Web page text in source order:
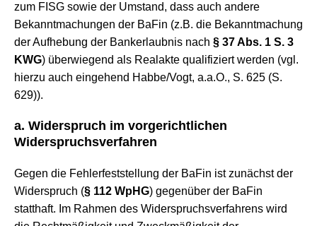
zum FISG sowie der Umstand, dass auch andere
Bekanntmachungen der BaFin (z.B. die Bekanntmachung
der Aufhebung der Bankerlaubnis nach § 37 Abs. 1 S. 3
KWG) überwiegend als Realakte qualifiziert werden (vgl.
hierzu auch eingehend Habbe/Vogt, a.a.O., S. 625 (S.
629)).
a. Widerspruch im vorgerichtlichen
Widerspruchsverfahren
Gegen die Fehlerfeststellung der BaFin ist zunächst der
Widerspruch (§ 112 WpHG) gegenüber der BaFin
statthaft. Im Rahmen des Widerspruchsverfahrens wird